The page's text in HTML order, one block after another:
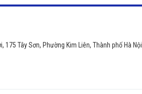
175 Tây Sơn, Phường Kim Liên, Thành phố Hà Nội